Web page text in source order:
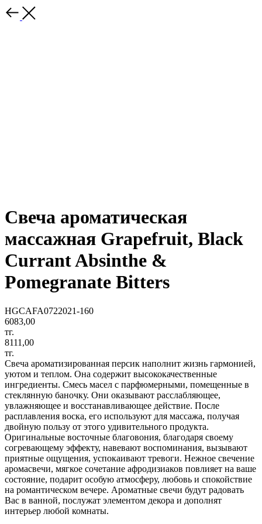
Свеча ароматическая
массажная Grapefruit, Black
Currant Absinthe &
Pomegranate Bitters
HGCAFA0722021-160
6083,00
тг.
8111,00
тг.
Свеча ароматизированная персик наполнит жизнь гармонией,
уютом и теплом. Она содержит высококачественные
ингредиенты. Смесь масел с парфюмерными, помещенные в
стеклянную баночку. Они оказывают расслабляющее,
увлажняющее и восстанавливающее действие. После
расплавления воска, его используют для массажа, получая
двойную пользу от этого удивительного продукта.
Оригинальные восточные благовония, благодаря своему
согревающему эффекту, навевают воспоминания, вызывают
приятные ощущения, успокаивают тревоги. Нежное свечение
аромасвечи, мягкое сочетание афродизиаков повлияет на ваше
состояние, подарит особую атмосферу, любовь и спокойствие
на романтическом вечере. Ароматные свечи будут радовать
Вас в ванной, послужат элементом декора и дополнят
интерьер любой комнаты.